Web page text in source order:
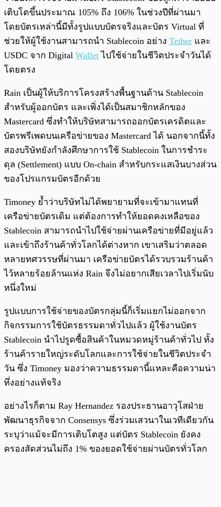
เติบโตขึ้นประมาณ 105% ถึง 106% ในช่วงปีที่ผ่านมา
โดยบัตรเหล่านี้มีทั้งรูปแบบบัตรจริงและบัตร Virtual ที่
ช่วยให้ผู้ใช้งานสามารถนำ Stablecoin อย่าง Tether และ
USDC จาก Digital Wallet ไปใช้จ่ายในชีวิตประจำวันได้
โดยตรง
Rain เป็นผู้ให้บริการโครงสร้างพื้นฐานด้าน Stablecoin
สำหรับผู้ออกบัตร และเพิ่งได้เป็นสมาชิกหลักของ
Mastercard ซึ่งทำให้บริษัทสามารถออกบัตรเครดิตและ
บัตรพรีเพดบนเครือข่ายของ Mastercard ได้ นอกจากนี้ทั้ง
สองบริษัทยังกำลังศึกษาการใช้ Stablecoin ในการชำระ
ดุล (Settlement) แบบ On-chain สำหรับกระแสเงินบางส่วน
ของโปรแกรมบัตรอีกด้วย
Timoney ย้ำว่าบริษัทไม่ได้พยายามที่จะเข้ามาแทนที่
เครือข่ายบัตรเดิม แต่ต้องการทำให้ยอดคงเหลือของ
Stablecoin สามารถนำไปใช้จ่ายผ่านเครือข่ายที่มีอยู่แล้ว
และเข้าถึงร้านค้าทั่วโลกได้ต่างหาก เขาเสริมว่าตลอด
หลายทศวรรษที่ผ่านมา เครือข่ายบัตรได้รวบรวมร้านค้า
ไว้หลายร้อยล้านแห่ง Rain จึงไม่อยากเสียเวลาไปเริ่มนับ
หนึ่งใหม่
รูปแบบการใช้จ่ายของบัตรกลุ่มนี้ก็เริ่มแยกไม่ออกจาก
กิจกรรมการใช้บัตรธรรมดาทั่วไปแล้ว ผู้ใช้งานบัตร
Stablecoin นำไปรูดซื้อสินค้าในหมวดหมู่ร้านค้าทั่วไป ทั้ง
ร้านค้ารายใหญ่ระดับโลกและการใช้จ่ายในชีวิตประจำ
วัน ซึ่ง Timoney มองว่าความธรรมดานี้แหละคือความน่า
ทึ่งอย่างแท้จริง
อย่างไรก็ตาม Ray Hernandez รองประธานอาวุโสฝ่าย
พัฒนาธุรกิจจาก Consensys ซึ่งร่วมเสวนาในเวทีเดียวกัน
ระบุว่าแม้จะมีการเติบโตสูง แต่บัตร Stablecoin ยังคง
ครองสัดส่วนไม่ถึง 1% ของยอดใช้จ่ายผ่านบัตรทั่วโลก